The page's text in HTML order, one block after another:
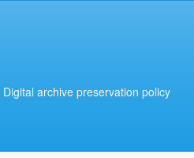
Digital archive preservation policy